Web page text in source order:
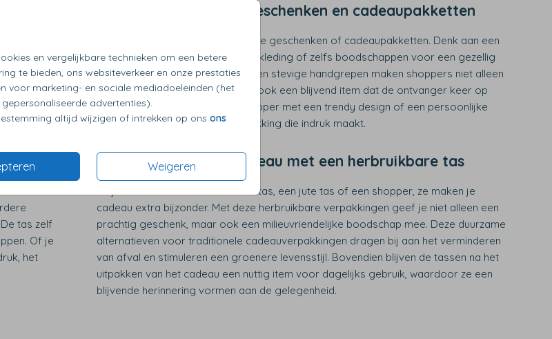
en vergelijkbare technieken om een betere
te bieden, ons websiteverkeer en onze prestaties
voor marketing- en sociale mediadoeleinden (het
advertenties).
altijd wijzigen of intrekken op ons ons
Weigeren
perfect
tintje.
je hebt een
kun
blijvende
om
tas zelf
Of je
het
Perfect voor grotere geschenken en cadeaupakketten
Shoppers zijn perfect voor grotere geschenken of cadeaupakketten. Denk aan een
tas gevuld met beautyproducten, kleding of zelfs boodschappen voor een gezellig
avondje. De ruime opbergruimte en stevige handgrepen maken shoppers niet alleen
een praktische verpakking, maar ook een blijvend item dat de ontvanger keer op
keer kan gebruiken. Kies een shopper met een trendy design of een persoonlijke
boodschap, en je hebt een verpakking die indruk maakt.
Geef een bijzonder cadeau met een herbruikbare tas
Of je nu kiest voor een katoenen tas, een jute tas of een shopper, ze maken je
cadeau extra bijzonder. Met deze herbruikbare verpakkingen geef je niet alleen een
prachtig geschenk, maar ook een milieuvriendelijke boodschap mee. Deze duurzame
alternatieven voor traditionele cadeauverpakkingen dragen bij aan het verminderen
van afval en stimuleren een groenere levensstijl. Bovendien blijven de tassen na het
uitpakken van het cadeau een nuttig item voor dagelijks gebruik, waardoor ze een
blijvende herinnering vormen aan de gelegenheid.